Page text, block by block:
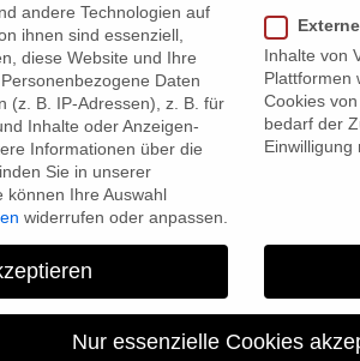
Darum werden
Anträge auf Berufsunfähigkeitsrente
Leistungen das Ausbleiben einer Reaktion
BU-Grades sind.
andere Technologien auf
ihnen sind essenziell,
diese Website und Ihre
Personenbezogene Daten
(z. B. IP-Adressen), z. B. für
Inhalte oder Anzeigen-
Informationen über die
Sie in unserer
können Ihre Auswahl
widerrufen oder anpassen.
Inhalte von
Plattformen
Cookies
bedarf der
Einwilligung
Nur essenzielle Cookies